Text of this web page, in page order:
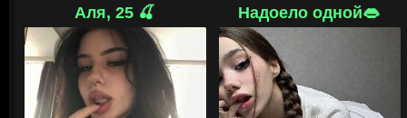
крупную аферу XX века. «Дело Боярски» сотрясает Францию,
историю как одна из самых дерзких подделок государственной
выбором: искусство, завораживающее даже криминальных
стоить ему слишком дорого.
© ГидОнлайн
Аля, 25 🍒 Надоело одной👄